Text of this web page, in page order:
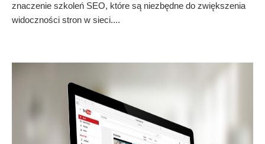
znaczenie szkoleń SEO, które są niezbędne do zwiększenia
widoczności stron w sieci....